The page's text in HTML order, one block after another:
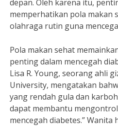
depan. Oleh karena itu,
memperhatikan pola makan
olahraga rutin guna
Pola makan sehat
penting dalam mencegah
Lisa R. Young, seorang ahli
University, mengatakan
yang rendah gula dan
dapat membantu
mencegah diabetes.”